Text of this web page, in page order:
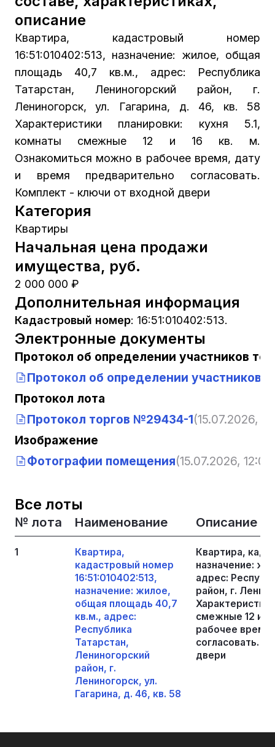
описание
Квартира, кадастровый номер
16:51:010402:513, назначение: жилое, общая
площадь 40,7 кв.м., адрес: Республика
Татарстан, Лениногорский район, г.
Лениногорск, ул. Гагарина, д. 46, кв. 58
Характеристики планировки: кухня 5.1,
комнаты смежные 12 и 16 кв. м.
Ознакомиться можно в рабочее время, дату
и время предварительно согласовать.
Комплект - ключи от входной двери
Категория
Квартиры
Начальная цена продажи
имущества, руб.
2 000 000 ₽
Дополнительная информация
Кадастровый номер: 16:51:010402:513.
Электронные документы
Протокол об определении участников
Протокол об определении участников
Протокол лота
Протокол торгов №29434-1(15.07.2026,
Изображение
Фотографии помещения(15.07.2026,
Все лоты
№ лота Наименование Описание
1
Квартира,
кадастровый номер
16:51:010402:513,
назначение: жилое,
общая площадь 40,7
кв.м., адрес:
Республика
Татарстан,
Лениногорский
район, г.
Лениногорск, ул.
Гагарина, д. 46, кв. 58
Квартира,
назначение:
адрес:
район, г.
смежные 12 и
рабочее
согласовать.
двери